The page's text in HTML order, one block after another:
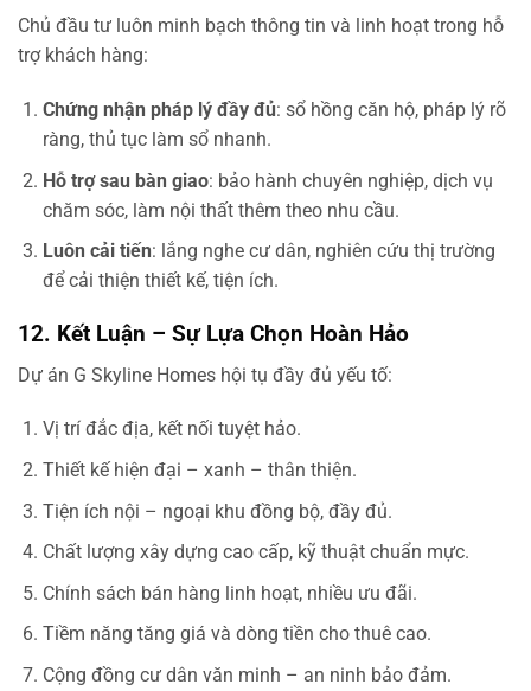
Chủ đầu tư luôn minh bạch thông tin và linh hoạt trong hỗ
trợ khách hàng:
Chứng nhận pháp lý đầy đủ: sổ hồng căn hộ, pháp lý rõ
ràng, thủ tục làm sổ nhanh.
Hỗ trợ sau bàn giao: bảo hành chuyên nghiệp, dịch vụ
chăm sóc, làm nội thất thêm theo nhu cầu.
Luôn cải tiến: lắng nghe cư dân, nghiên cứu thị trường
để cải thiện thiết kế, tiện ích.
12. Kết Luận – Sự Lựa Chọn Hoàn Hảo
Dự án G Skyline Homes hội tụ đầy đủ yếu tố:
Vị trí đắc địa, kết nối tuyệt hảo.
Thiết kế hiện đại – xanh – thân thiện.
Tiện ích nội – ngoại khu đồng bộ, đầy đủ.
Chất lượng xây dựng cao cấp, kỹ thuật chuẩn mực.
Chính sách bán hàng linh hoạt, nhiều ưu đãi.
Tiềm năng tăng giá và dòng tiền cho thuê cao.
Cộng đồng cư dân văn minh – an ninh bảo đảm.